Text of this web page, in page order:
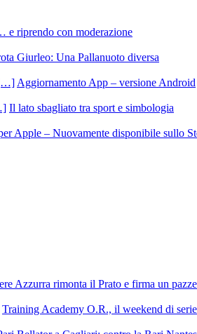
e riprendo con moderazione
Giurleo: Una Pallanuoto diversa
Aggiornamento App – versione Android
Il lato sbagliato tra sport e simbologia
Apple – Nuovamente disponibile sullo
Azzurra rimonta il Prato e firma un
Training Academy O.R., il weekend di